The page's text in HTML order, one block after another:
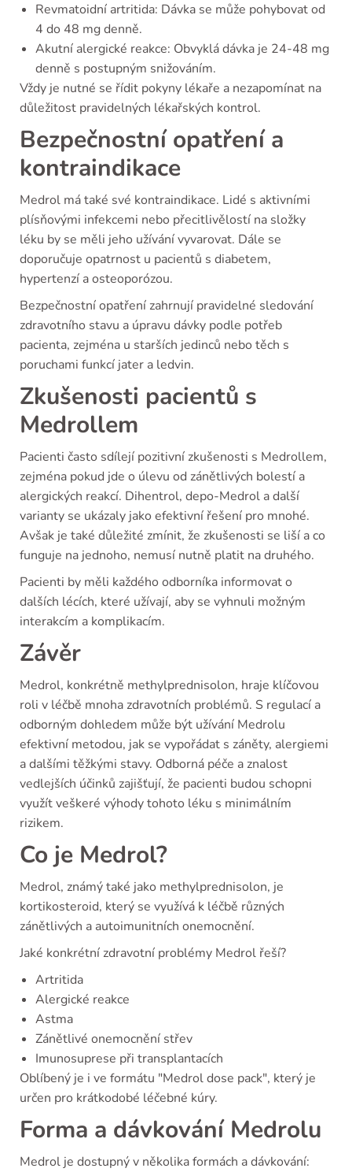
Revmatoidní artritida: Dávka se může pohybovat od
4 do 48 mg denně.
Akutní alergické reakce: Obvyklá dávka je 24-48 mg
denně s postupným snižováním.
Vždy je nutné se řídit pokyny lékaře a nezapomínat na
důležitost pravidelných lékařských kontrol.
Bezpečnostní opatření a
kontraindikace
Medrol má také své kontraindikace. Lidé s aktivními
plísňovými infekcemi nebo přecitlivělostí na složky
léku by se měli jeho užívání vyvarovat. Dále se
doporučuje opatrnost u pacientů s diabetem,
hypertenzí a osteoporózou.
Bezpečnostní opatření zahrnují pravidelné sledování
zdravotního stavu a úpravu dávky podle potřeb
pacienta, zejména u starších jedinců nebo těch s
poruchami funkcí jater a ledvin.
Zkušenosti pacientů s
Medrollem
Pacienti často sdílejí pozitivní zkušenosti s Medrollem,
zejména pokud jde o úlevu od zánětlivých bolestí a
alergických reakcí. Dihentrol, depo-Medrol a další
varianty se ukázaly jako efektivní řešení pro mnohé.
Avšak je také důležité zmínit, že zkušenosti se liší a co
funguje na jednoho, nemusí nutně platit na druhého.
Pacienti by měli každého odborníka informovat o
dalších lécích, které užívají, aby se vyhnuli možným
interakcím a komplikacím.
Závěr
Medrol, konkrétně methylprednisolon, hraje klíčovou
roli v léčbě mnoha zdravotních problémů. S regulací a
odborným dohledem může být užívání Medrolu
efektivní metodou, jak se vypořádat s záněty, alergiemi
a dalšími těžkými stavy. Odborná péče a znalost
vedlejších účinků zajišťují, že pacienti budou schopni
využít veškeré výhody tohoto léku s minimálním
rizikem.
Co je Medrol?
Medrol, známý také jako methylprednisolon, je
kortikosteroid, který se využívá k léčbě různých
zánětlivých a autoimunitních onemocnění.
Jaké konkrétní zdravotní problémy Medrol řeší?
Artritida
Alergické reakce
Astma
Zánětlivé onemocnění střev
Imunosuprese při transplantacích
Oblíbený je i ve formátu "Medrol dose pack", který je
určen pro krátkodobé léčebné kúry.
Forma a dávkování Medrolu
Medrol je dostupný v několika formách a dávkování: